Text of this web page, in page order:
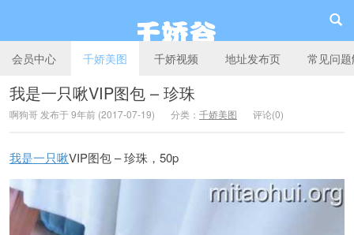
千娇谷
会员中心 千娇美图 千娇视频 地址发布页 常见问
我是一只啾VIP图包 – 珍珠
啊狗哥 发布于 9年前 (2017-07-19) 分类： 千娇美图 评论(0)
我是一只啾VIP图包 – 珍珠，50p